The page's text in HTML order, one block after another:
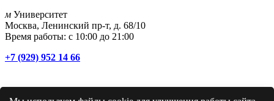
м Университет
Москва, Ленинский пр-т, д. 68/10
Время работы: с 10:00 до 21:00
+7 (929) 952 14 66